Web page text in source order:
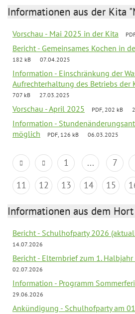
Informationen aus der Kita
Vorschau - Mai 2025 in der Kita
Bericht - Gemeinsames Kochen in
182 kB
07.04.2025
Information - Einschränkung der
Aufrechterhaltung des Betriebs der
707 kB
27.03.2025
Vorschau - April 2025 PDF, 202 kB
Information -
möglich
PDF, 126 kB 06.03.2025
1 ... 7
11
12 13 14 15
Informationen aus dem
Bericht - Schulhofparty 2026
14.07.2026
Bericht - Elternbrief zum 1.
02.07.2026
Information - Programm
29.06.2026
Ankündigung - Schulhofparty am